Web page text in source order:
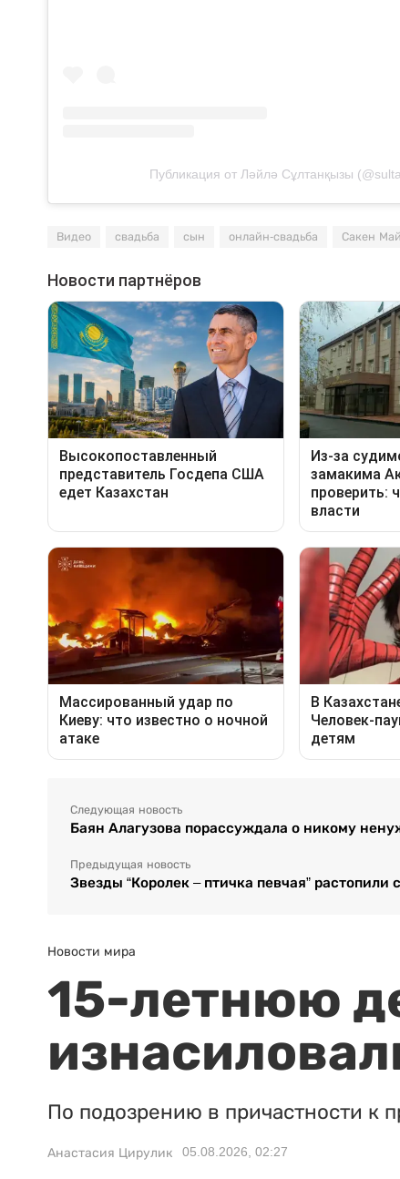
Публикация от Ләйлә Сұлтанқызы
Видео свадьба сын онлайн-свадьба Сакен
Следующая новость
Баян Алагузова порассуждала о никому
Предыдущая новость
Звезды “Королек – птичка певчая” растопили
Новости мира
15-летнюю
По подозрению в причастности к
Анастасия Цирулик 05.08.2026, 02:27